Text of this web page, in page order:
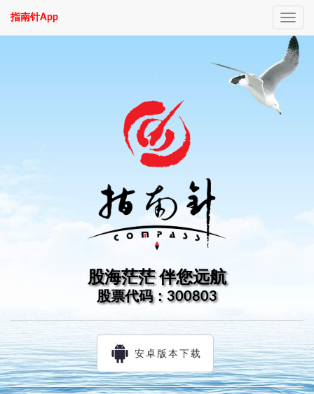
Toggle
指南针App
股海茫茫 伴您远航
股票代码：300803
安卓版本下载